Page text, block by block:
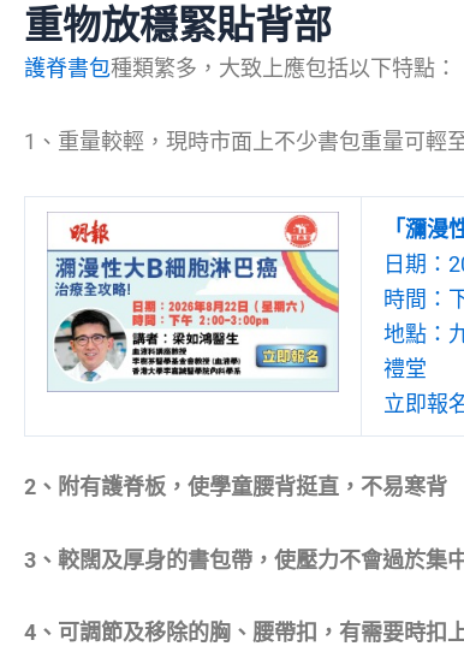
重物放穩緊貼背部
護脊書包種類繁多，大致上應包括以下特點：
1、重量較輕，現時市面上不少書包重量可輕
「瀰
日期：
時間：
地點：
禮堂
立即報
2、附有護脊板，使學童腰背挺直，不易寒背
3、較闊及厚身的書包帶，使壓力不會過於集
4、可調節及移除的胸、腰帶扣，有需要時扣